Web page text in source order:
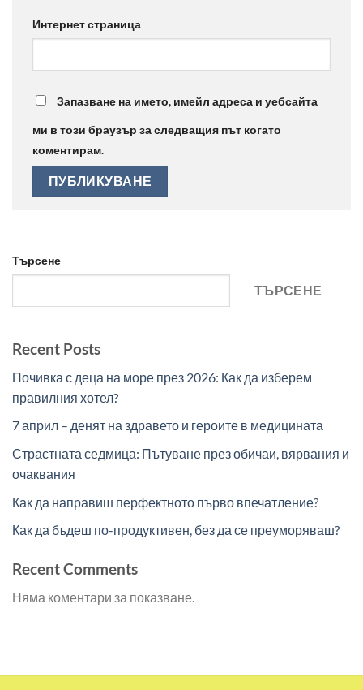
Интернет страница
Запазване на името, имейл адреса и уебсайта
ми в този браузър за следващия път когато
коментирам.
Търсене
ТЪРСЕНЕ
Recent Posts
Почивка с деца на море през 2026: Как да изберем
правилния хотел?
7 април – денят на здравето и героите в медицината
Страстната седмица: Пътуване през обичаи, вярвания и
очаквания
Как да направиш перфектното първо впечатление?
Как да бъдеш по-продуктивен, без да се преуморяваш?
Recent Comments
Няма коментари за показване.